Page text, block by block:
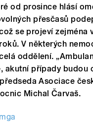
od prosince hlásí
přesčasů
se projeví zejména
V některých
oddělení.
akutní případy budou
Asociace
Michal Čarvaš.
mga